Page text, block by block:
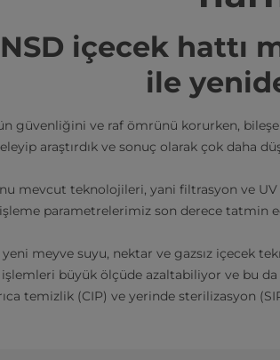
içecek hattı
ile
güvenliğini ve raf ömrünü korurken,
araştırdık ve sonuç olarak çok daha
mevcut teknolojileri, yani filtrasyon ve
parametrelerimiz son derece tatmin
yeni meyve suyu, nektar ve gazsız içecek
işlemleri büyük ölçüde azaltabiliyor ve bu
temizlik (CIP) ve yerinde sterilizasyon